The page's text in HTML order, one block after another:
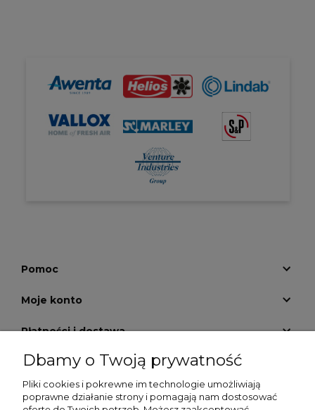
Pomoc
Moje konto
Płatności i dostawa
Informacje
O nas
Dbamy o Twoją prywatność
Pliki cookies i pokrewne im technologie umożliwiają
poprawne działanie strony i pomagają nam dostosować